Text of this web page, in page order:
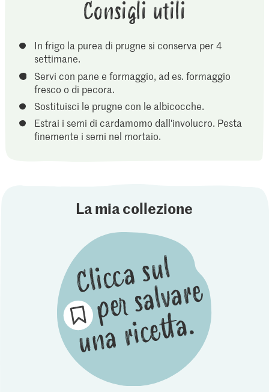
Consigli utili
In frigo la purea di prugne si conserva per 4
settimane.
Servi con pane e formaggio, ad es. formaggio
fresco o di pecora.
Sostituisci le prugne con le albicocche.
Estrai i semi di cardamomo dall'involucro. Pesta
finemente i semi nel mortaio.
La mia collezione